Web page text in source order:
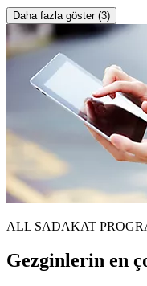
Daha fazla göster (3)
ALL SADAKAT
Gezginlerin en